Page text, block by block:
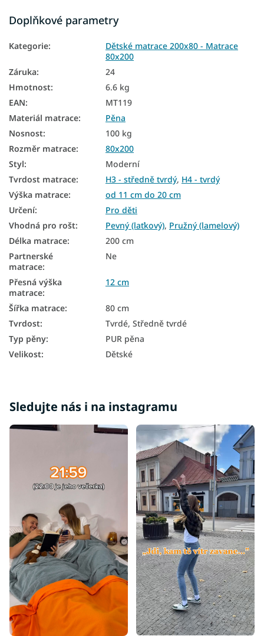
Zdravotní matrace
Dětské matrace podle rozměru
Dětské matrace podle materiálu
Dětské matrace podle věku
Antialergické matrace
Antibakteriální matrace
Matrace tvrdost H3
Matrace tvrdost H4
Tvrdé matrace 80x200
Tenké matrace 80x200
Doplňkové parametry
Kategorie:
Dětské matrace 200x80 - Matrace
80x200
Záruka:
24
Hmotnost:
6.6 kg
EAN:
MT119
Materiál matrace:
Pěna
Nosnost:
100 kg
Rozměr matrace:
80x200
Styl:
Moderní
Tvrdost matrace: H3 - středně tvrdý, H4 - tvrdý
Výška matrace:
od 11 cm do 20 cm
Určení:
Pro děti
Vhodná pro rošt: Pevný (laťkový), Pružný (lamelový)
Délka matrace:
200 cm
Partnerské
matrace:
Ne
Přesná výška
matrace:
12 cm
Šířka matrace:
80 cm
Tvrdost:
Tvrdé, Středně tvrdé
Typ pěny:
PUR pěna
Velikost: Dětské
Sledujte nás i na instagramu